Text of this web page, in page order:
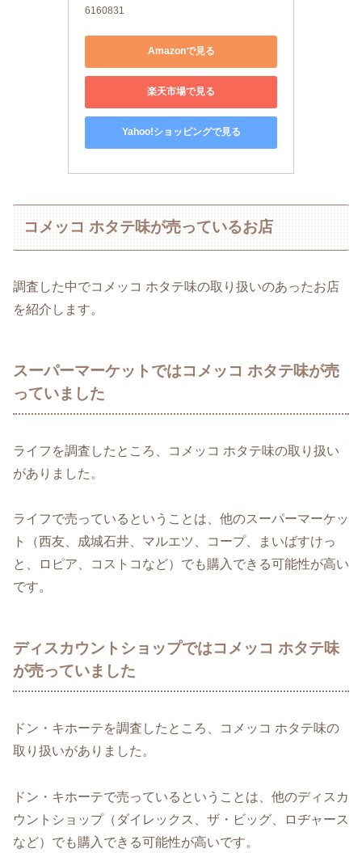
6160831
Amazonで見る
楽天市場で見る
Yahoo!ショッピングで見る
コメッコ ホタテ味が売っているお店
調査した中でコメッコ ホタテ味の取り扱いのあったお店
を紹介します。
スーパーマーケットではコメッコ ホタテ味が売
っていました
ライフを調査したところ、コメッコ ホタテ味の取り扱い
がありました。
ライフで売っているということは、他のスーパーマーケッ
ト（西友、成城石井、マルエツ、コープ、まいばすけっ
と、ロピア、コストコなど）でも購入できる可能性が高い
です。
ディスカウントショップではコメッコ ホタテ味
が売っていました
ドン・キホーテを調査したところ、コメッコ ホタテ味の
取り扱いがありました。
ドン・キホーテで売っているということは、他のディスカ
ウントショップ（ダイレックス、ザ・ビッグ、ロヂャース
など）でも購入できる可能性が高いです。